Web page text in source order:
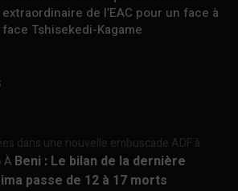
extraordinaire de l’EAC pour un face à
face Tshisekedi-Kagame
dans une nouvelle embuscade ADF à
À Beni : Le bilan de la dernière
passe de 12 à 17 morts